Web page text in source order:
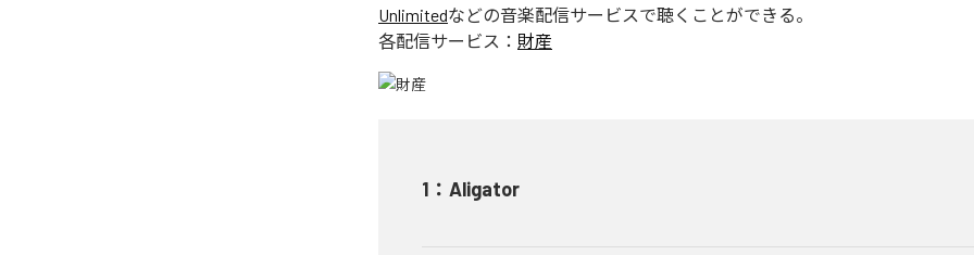
Unlimitedなどの音楽配信サービスで聴くことができる。
各配信サービス： 財産
1 ： Aligator